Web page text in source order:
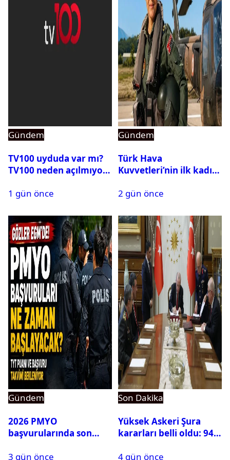
Gündem
TV100 uyduda var mı?
TV100 neden açılmıyor?
1 gün önce
Gündem
Türk Hava
Kuvvetleri’nin ilk kadın
Karapınar hakkında
ortaya çıktı
2 gün önce
Gündem
2026 PMYO
başvurularında son
3 gün önce
Son Dakika
Yüksek Askeri Şura
kararları belli oldu: 94
4 gün önce